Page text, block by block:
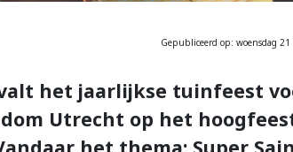
Gepubliceerd op: woensdag 21
het jaarlijkse tuinfeest
Utrecht op het